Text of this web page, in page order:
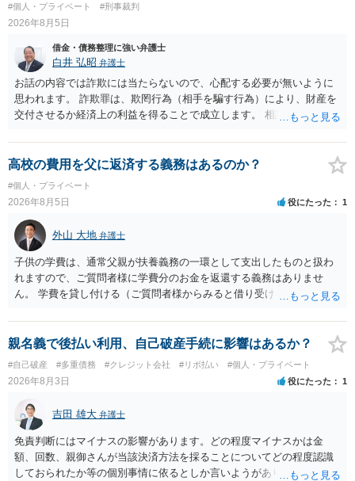
#個人・プライベート #刑事裁判
2026年8月5日
借金・債務整理に強い弁護士
白井 弘昭 弁護士
お話の内容では詐欺には当たらないので、心配する必要が無いように
思われます。 詐欺罪は、欺罔行為（相手を騙す行為）により、財産を
交付させるか経済上の利益を得ることで成立します。 相談者さんは、
ので、詐欺罪の実行行為性が無く罪に問うことはできません。 おそら
く、相手が真実を話せば警察も取り合わないと思いますが、虚偽の内
容を述べた場合は、捜査はあるかもしれません。 ただし、捜査におい
て、真実を説明すれば、「ちゃんと返しなさいよ」程度の注意で済む
ことだと思われます。 また、返せるお金が無いのであれば、返せない
のは致し方ありません。真摯に分割して支払うことを相手に告げてい
くのみでしょう。 以上、ご参考まで。
高校の費用を父に返済する義務はあるのか？
#個人・プライベート
2026年8月5日 役にたった 1
外山 大地 弁護士
子供の学費は、通常父親が扶養義務の一環として支出したものと扱わ
れますので、ご質問者様に学費分のお金を返還する義務はありませ
ん。 学費を貸し付ける（ご質問者様からみると借り受ける）といった
ょう。
親名義で後払い利用、自己破産手続に影響はあるか？
#自己破産 #多重債務 #クレジット会社 #リボ払い #個人・プライベート
2026年8月3日 役にたった 1
吉田 雄大 弁護士
免責判断にはマイナスの影響があります。どの程度マイナスかは金
額、回数、親御さんが当該決済方法を採ることについてどの程度認識
しておられたか等の個別事情に依るとしか言いようがありません。 と